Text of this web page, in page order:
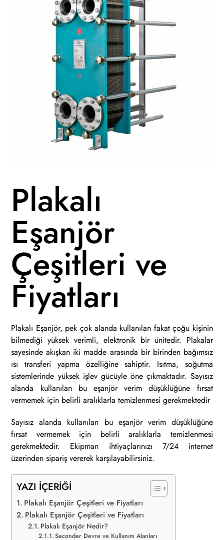
Plakalı
Eşanjör
Çeşitleri ve
Fiyatları
Plakalı Eşanjör, pek çok alanda kullanılan fakat çoğu kişinin
bilmediği yüksek verimli, elektronik bir ünitedir. Plakalar
sayesinde akışkan iki madde arasında bir birinden bağımsız
ısı transferi yapma özelliğine sahiptir. Isıtma, soğutma
sistemlerinde yüksek işlev gücüyle öne çıkmaktadır. Sayısız
alanda kullanılan bu eşanjör verim düşüklüğüne fırsat
vermemek için belirli aralıklarla temizlenmesi gerekmektedir
Sayısız alanda kullanılan bu eşanjör verim düşüklüğüne
fırsat vermemek için belirli aralıklarla temizlenmesi
gerekmektedir. Ekipman ihtiyaçlarınızı 7/24 internet
üzerinden sipariş vererek karşılayabilirsiniz.
YAZI İÇERİĞİ
Plakalı Eşanjör Çeşitleri ve Fiyatları
Plakalı Eşanjör Çeşitleri ve Fiyatları
Plakalı Eşanjör Nedir?
Seconder Devre ve Kullanım Alanları